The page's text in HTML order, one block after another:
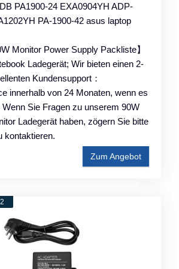
PA1900-24 EXA0904YH ADP-
PA-1900-42 asus laptop
Monitor Power Supply Packliste】
Ladegerät; Wir bieten einen 2-
Kundensupport：
innerhalb von 24 Monaten, wenn es
Wenn Sie Fragen zu unserem 90W
Ladegerät haben, zögern Sie bitte
kontaktieren.
Zum Angebot